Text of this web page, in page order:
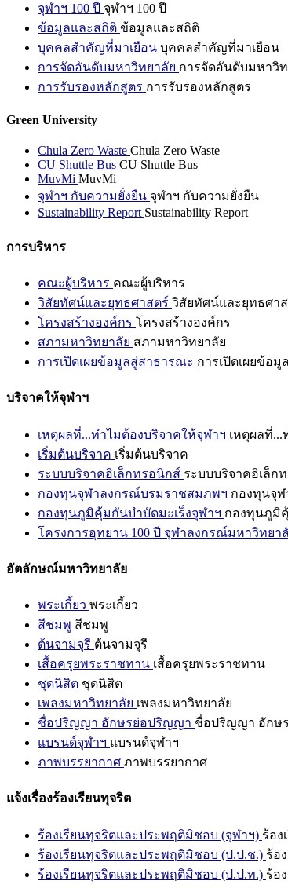
จุฬาฯ 100 ปี จุฬาฯ 100 ปี
ข้อมูลและสถิติ ข้อมูลและสถิติ
บุคคลสำคัญที่มาเยือน บุคคลสำคัญที่มาเยือน
การจัดอันดับมหาวิทยาลัย การจัดอันดับมหาวิ
การรับรองหลักสูตร การรับรองหลักสูตร
Green University
Chula Zero Waste Chula Zero Waste
CU Shuttle Bus CU Shuttle Bus
MuvMi MuvMi
จุฬาฯ กับความยั่งยืน จุฬาฯ กับความยั่งยืน
Sustainability Report Sustainability Report
การบริหาร
คณะผู้บริหาร คณะผู้บริหาร
วิสัยทัศน์และยุทธศาสตร์ วิสัยทัศน์และยุทธศา
โครงสร้างองค์กร โครงสร้างองค์กร
สภามหาวิทยาลัย สภามหาวิทยาลัย
การเปิดเผยข้อมูลสู่สาธารณะ การเปิดเผยข้อ
บริจาคให้จุฬาฯ
เหตุผลที่...ทำไมต้องบริจาคให้จุฬาฯ เหตุผลที่
เริ่มต้นบริจาค เริ่มต้นบริจาค
ระบบบริจาคอิเล็กทรอนิกส์ ระบบบริจาคอิเล็ก
กองทุนจุฬาลงกรณ์บรมราชสมภพฯ กองทุนจุ
กองทุนภูมิคุ้มกันบำบัดมะเร็งจุฬาฯ กองทุนภูมิ
โครงการอุทยาน 100 ปี จุฬาลงกรณ์มหาวิทยา
อัตลักษณ์มหาวิทยาลัย
พระเกี้ยว พระเกี้ยว
สีชมพู สีชมพู
ต้นจามจุรี ต้นจามจุรี
เสื้อครุยพระราชทาน เสื้อครุยพระราชทาน
ชุดนิสิต ชุดนิสิต
เพลงมหาวิทยาลัย เพลงมหาวิทยาลัย
ชื่อปริญญา อักษรย่อปริญญา ชื่อปริญญา อักษ
แบรนด์จุฬาฯ แบรนด์จุฬาฯ
ภาพบรรยากาศ ภาพบรรยากาศ
แจ้งเรื่องร้องเรียนทุจริต
ร้องเรียนทุจริตและประพฤติมิชอบ (จุฬาฯ) ร้อง
ร้องเรียนทุจริตและประพฤติมิชอบ (ป.ป.ช.) ร้อ
ร้องเรียนทุจริตและประพฤติมิชอบ (ป.ป.ท.) ร้อ